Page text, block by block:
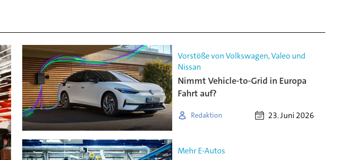
Vorstöße von Volkswagen, Valeo und
Nissan
Nimmt Vehicle-to-Grid in Europa
Fahrt auf?
Redaktion 23. Juni 2026
Mehr E-Autos